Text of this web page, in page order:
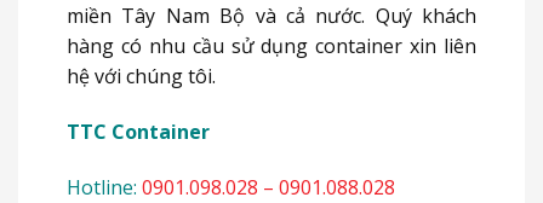
miền Tây Nam Bộ và cả nước. Quý khách
hàng có nhu cầu sử dụng container xin liên
hệ với chúng tôi.
TTC Container
Hotline: 0901.098.028 – 0901.088.028